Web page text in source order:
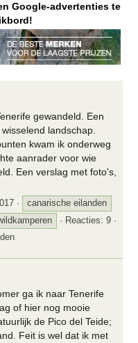
Google-advertenties te
gewandeld. Een
landschap.
kwam ik onderweg
aanrader voor wie
Een verslag met foto's,
canarische eilanden
Reacties: 9
ga ik naar Tenerife
of hier nog mooie
de Pico del Teide;
Feit is wel dat ik met